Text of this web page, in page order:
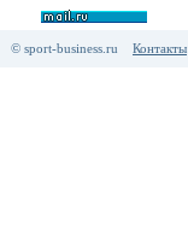
© sport-business.ru Контакты